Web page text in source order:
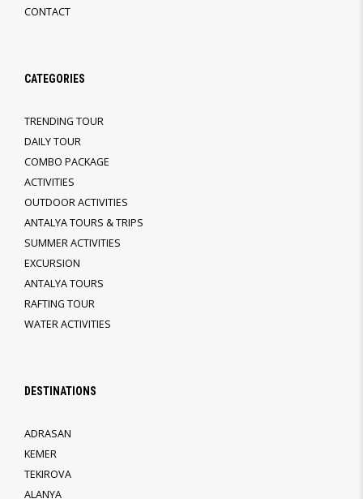
CONTACT
CATEGORIES
TRENDING TOUR
DAILY TOUR
COMBO PACKAGE
ACTIVITIES
OUTDOOR ACTIVITIES
ANTALYA TOURS & TRIPS
SUMMER ACTIVITIES
EXCURSION
ANTALYA TOURS
RAFTING TOUR
WATER ACTIVITIES
DESTINATIONS
ADRASAN
KEMER
TEKIROVA
ALANYA